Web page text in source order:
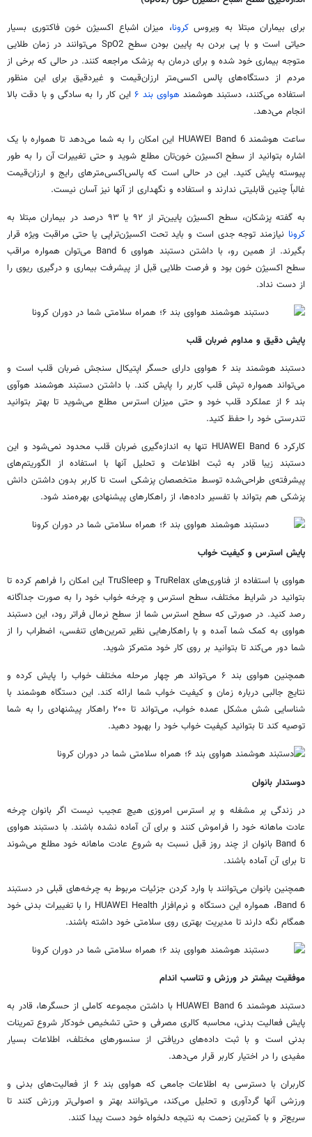
برای بیماران مبتلا به ویروسکرونا، میزان اشباع اکسیژن خون فاکتوری بسیار
حیاتی است و با پی بردن به پایین بودن سطح SpO2 می‌توانند در زمان طلایی
متوجه بیماری خود شده و برای درمان به پزشک مراجعه کنند. در حالی که برخی از
مردم از دستگاه‌های پالس اکسی‌متر ارزان‌قیمت و غیردقیق برای این منظور
استفاده می‌کنند، دستبند هوشمندهواوی بند ۶
این کار را به سادگی و با دقت بالا
انجام می‌دهد.
ساعت هوشمند HUAWEI Band 6 این امکان را به شما می‌دهد تا همواره با یک
اشاره بتوانید از سطح اکسیژن خون‌تان مطلع شوید و حتی تغییرات آن را به طور
پیوسته پایش کنید. این در حالی است که پالس‌اکسی‌مترهای رایج و ارزان‌قیمت
غالباً چنین قابلیتی ندارند و استفاده و نگهداری از آنها نیز آسان نیست.
به گفته پزشکان، سطح اکسیژن پایین‌تر از ۹۲ یا ۹۳ درصد در بیماران مبتلا به
کرونا نیازمند توجه جدی است و باید تحت اکسیژن‌تراپی یا حتی مراقبت ویژه قرار
بگیرند. از همین رو، با داشتن دستبند هواوی Band 6 می‌توان همواره مراقب
سطح اکسیژن خون بود و فرصت طلایی قبل از پیشرفت بیماری و درگیری ریوی را
از دست نداد.
پایش دقیق و مداوم ضربان قلب
دستبند هوشمند بند ۶ هواوی دارای حسگر اپتیکال سنجش ضربان قلب است و
می‌تواند همواره تپش قلب کاربر را پایش کند. با داشتن دستبند هوشمند هوآوی
بند ۶ از عملکرد قلب خود و حتی میزان استرس مطلع می‌شوید تا بهتر بتوانید
تندرستی خود را حفظ کنید.
کارکرد HUAWEI Band 6 تنها به اندازه‌گیری ضربان قلب محدود نمی‌شود و این
دستبند زیبا قادر به ثبت اطلاعات و تحلیل آنها با استفاده از الگوریتم‌های
پیشرفته‌ی طراحی‌شده توسط متخصصان پزشکی است تا کاربر بدون داشتن دانش
پزشکی هم بتواند با تفسیر داده‌ها، از راهکارهای پیشنهادی بهره‌مند شود.
پایش استرس و کیفیت خواب
هواوی با استفاده از فناوری‌های TruRelax و TruSleep این امکان را فراهم کرده تا
بتوانید در شرایط مختلف، سطح استرس و چرخه خواب خود را به صورت جداگانه
رصد کنید. در صورتی که سطح استرس شما از سطح نرمال فراتر رود، این دستبند
هواوی به کمک شما آمده و با راهکارهایی نظیر تمرین‌های تنفسی، اضطراب را از
شما دور می‌کند تا بتوانید بر روی کار خود متمرکز شوید.
همچنین هواوی بند ۶ می‌تواند هر چهار مرحله مختلف خواب را پایش کرده و
نتایج جالبی درباره زمان و کیفیت خواب شما ارائه کند. این دستگاه هوشمند با
شناسایی شش مشکل عمده خواب، می‌تواند تا ۲۰۰ راهکار پیشنهادی را به شما
توصیه کند تا بتوانید کیفیت خواب خود را بهبود دهید.
دوستدار بانوان
در زندگی پر مشغله و پر استرس امروزی هیچ عجیب نیست اگر بانوان چرخه
عادت ماهانه خود را فراموش کنند و برای آن آماده نشده باشند. با دستبند هواوی
Band 6 بانوان از چند روز قبل نسبت به شروع عادت ماهانه خود مطلع می‌شوند
تا برای آن آماده باشند.
همچنین بانوان می‌توانند با وارد کردن جزئیات مربوط به چرخه‌های قبلی در دستبند
Band 6، همواره این دستگاه و نرم‌افزار HUAWEI Health را با تغییرات بدنی خود
همگام نگه دارند تا مدیریت بهتری روی سلامتی خود داشته باشند.
موفقیت بیشتر در ورزش و تناسب اندام
دستبند هوشمند HUAWEI Band 6 با داشتن مجموعه کاملی از حسگرها، قادر به
پایش فعالیت بدنی، محاسبه کالری مصرفی و حتی تشخیص خودکار شروع تمرینات
بدنی است و با ثبت داده‌های دریافتی از سنسورهای مختلف، اطلاعات بسیار
مفیدی را در اختیار کاربر قرار می‌دهد.
کاربران با دسترسی به اطلاعات جامعی که هواوی بند ۶ از فعالیت‌های بدنی و
ورزشی آنها گردآوری و تحلیل می‌کند، می‌توانند بهتر و اصولی‌تر ورزش کنند تا
سریع‌تر و با کمترین زحمت به نتیجه دلخواه خود دست پیدا کنند.